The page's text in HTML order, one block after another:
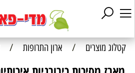
קטלוג מוצרים / ארון התרופות /